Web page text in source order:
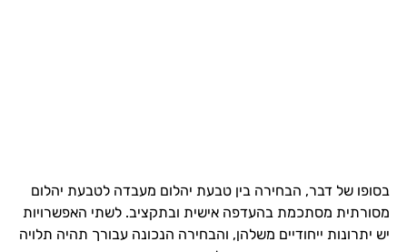
בסופו של דבר, הבחירה בין טבעת יהלום מעבדה לטבעת יהלום
מסורתית מסתכמת בהעדפה אישית ובתקציב. לשתי האפשרויות
יש יתרונות ייחודיים משלהן, והבחירה הנכונה עבורך תהיה תלויה